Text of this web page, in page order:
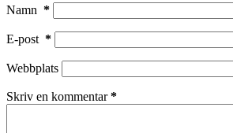
Namn *
E-post *
Webbplats
Skriv en kommentar*